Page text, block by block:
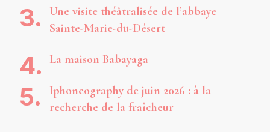
Une visite théâtralisée de l’abbaye
Sainte-Marie-du-Désert
La maison Babayaga
Iphoneography de juin 2026 : à la
recherche de la fraîcheur